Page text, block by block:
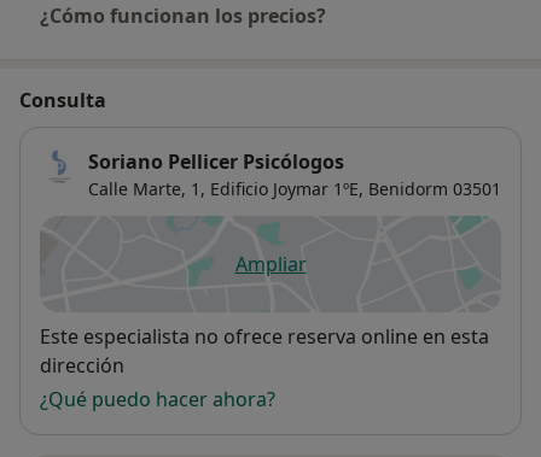
¿Cómo funcionan los precios?
Consulta
Soriano Pellicer Psicólogos
Calle Marte, 1, Edificio Joymar 1ºE, Benidorm 03501
Ampliarse abre en una nueva
Disponibilidad
Este especialista no ofrece reserva online en esta
dirección
¿Qué puedo hacer ahora?